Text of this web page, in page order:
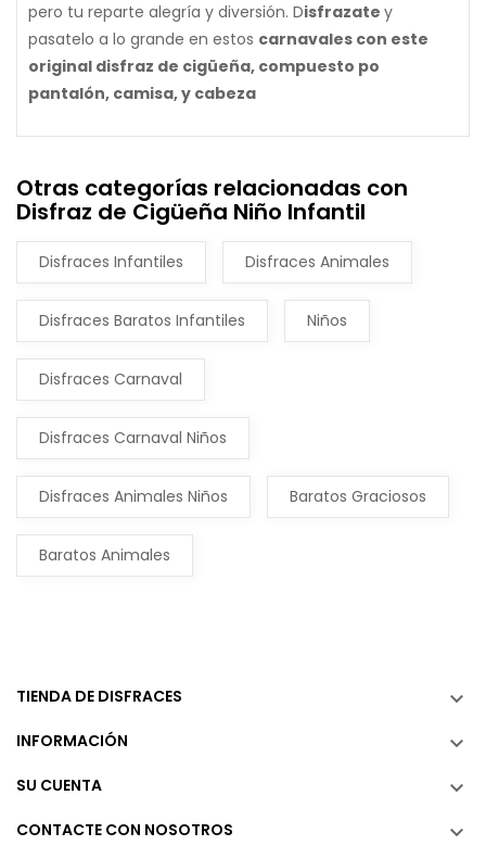
pero tu reparte alegría y diversión. Disfrazate y
pasatelo a lo grande en estos carnavales con este
original disfraz de cigüeña, compuesto po
pantalón, camisa, y cabeza
Otras categorías relacionadas con
Disfraz de Cigüeña Niño Infantil
Disfraces Infantiles Disfraces Animales
Disfraces Baratos Infantiles Niños
Disfraces Carnaval
Disfraces Carnaval Niños
Disfraces Animales Niños Baratos Graciosos
Baratos Animales
TIENDA DE DISFRACES 
INFORMACIÓN 
SU CUENTA 
CONTACTE CON NOSOTROS 